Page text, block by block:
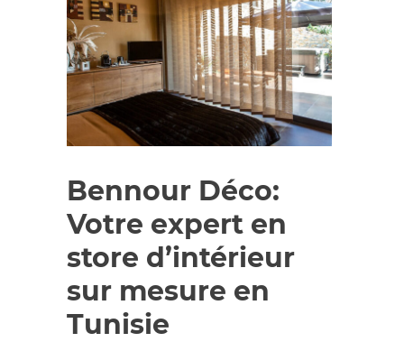
Bennour Déco:
Votre expert en
store d’intérieur
sur mesure en
Tunisie